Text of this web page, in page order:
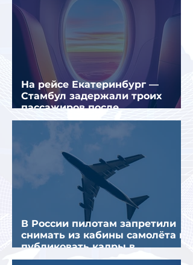
На рейсе Екатеринбург —
Стамбул задержали троих
пассажиров после
предполагаемой серии краж
В России пилотам запретили
снимать из кабины самолёта и
публиковать кадры в
интернете